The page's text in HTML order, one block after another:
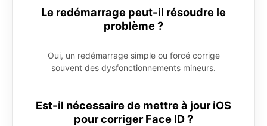
Le redémarrage peut-il résoudre le
problème ?
Oui, un redémarrage simple ou forcé corrige
souvent des dysfonctionnements mineurs.
Est-il nécessaire de mettre à jour iOS
pour corriger Face ID ?